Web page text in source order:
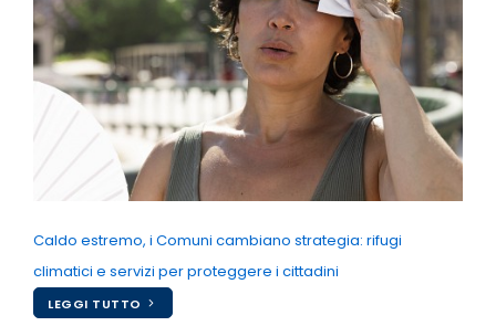
Caldo estremo, i Comuni cambiano strategia: rifugi
climatici e servizi per proteggere i cittadini
LEGGI TUTTO